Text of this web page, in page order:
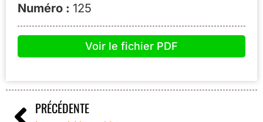
Numéro : 125
Voir le fichier PDF
PRÉCÉDENTE